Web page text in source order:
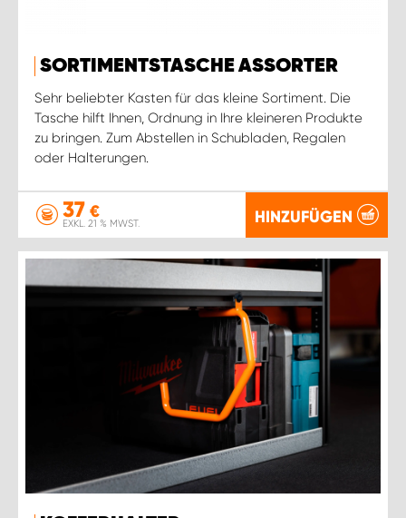
SORTIMENTSTASCHE ASSORTER
Sehr beliebter Kasten für das kleine Sortiment. Die
Tasche hilft Ihnen, Ordnung in Ihre kleineren Produkte
zu bringen. Zum Abstellen in Schubladen, Regalen
oder Halterungen.
37 €
EXKL. 21 % MWST. HINZUFÜGEN